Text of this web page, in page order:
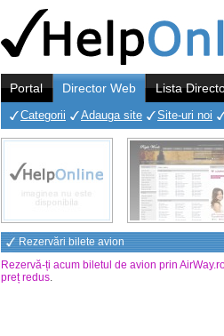
Portal Director Web Lista
Categorii Adauga site Site-uri noi
Rezervări bilete avion
Rezervă-ți acum biletul de avion prin
preț redus.